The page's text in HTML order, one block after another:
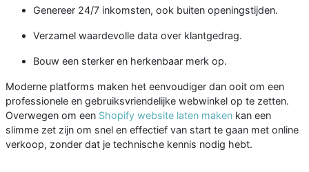
Genereer 24/7 inkomsten, ook buiten openingstijden.
Verzamel waardevolle data over klantgedrag.
Bouw een sterker en herkenbaar merk op.
Moderne platforms maken het eenvoudiger dan ooit om een
professionele en gebruiksvriendelijke webwinkel op te zetten.
Overwegen om een Shopify website laten maken kan een
slimme zet zijn om snel en effectief van start te gaan met online
verkoop, zonder dat je technische kennis nodig hebt.